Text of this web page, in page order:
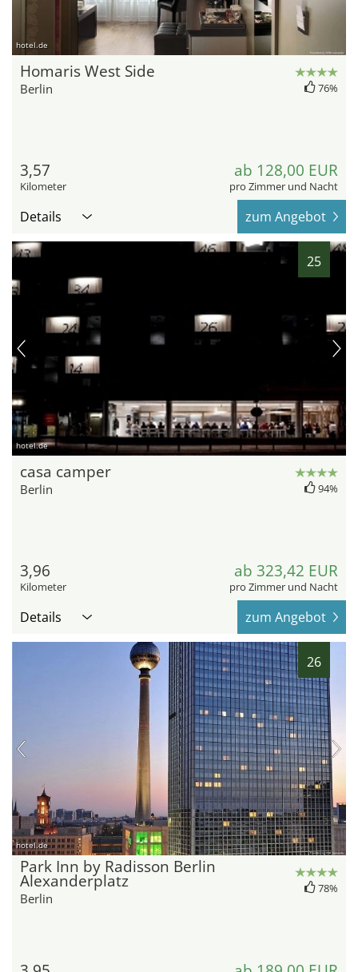
hotel.de
Homaris West Side
Berlin 76%
3,57
Kilometer
ab 128,00 EUR
pro Zimmer und Nacht
Details zum Angebot
25
hotel.de
casa camper
Berlin 94%
3,96
Kilometer
ab 323,42 EUR
pro Zimmer und Nacht
Details zum Angebot
26
hotel.de
Park Inn by Radisson Berlin
Alexanderplatz
Berlin
78%